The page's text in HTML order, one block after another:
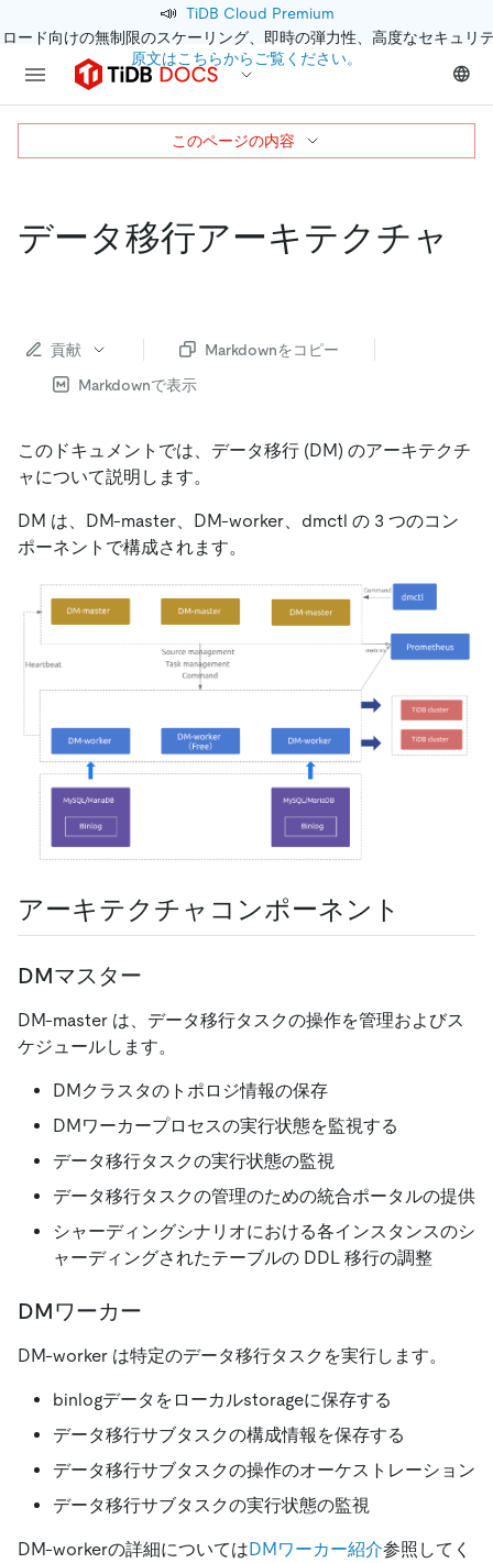
📣 TiDB Cloud Premium
ード向けの無制限のスケーリング、即時の弾力性、高度なセキュリ
原文はこちらからご覧ください。
データ移行アーキテクチャ
貢献
Markdownをコピー
Markdownで表示
このドキュメントでは、データ移行 (DM) のアーキテクチ
ャについて説明します。
DM は、DM-master、DM-worker、dmctl の 3 つのコン
ポーネントで構成されます。
アーキテクチャコンポーネント
DMマスター
DM-master は、データ移行タスクの操作を管理およびス
ケジュールします。
DMクラスタのトポロジ情報の保存
DMワーカープロセスの実行状態を監視する
データ移行タスクの実行状態の監視
データ移行タスクの管理のための統合ポータルの提供
シャーディングシナリオにおける各インスタンスのシ
ャーディングされたテーブルの DDL 移行の調整
DMワーカー
DM-worker は特定のデータ移行タスクを実行します。
binlogデータをローカルstorageに保存する
データ移行サブタスクの構成情報を保存する
データ移行サブタスクの操作のオーケストレーション
データ移行サブタスクの実行状態の監視
DM-workerの詳細についてはDMワーカー紹介参照してく
このページの内容